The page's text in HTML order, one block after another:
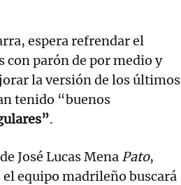
espera refrendar el
con parón de por medio y
la versión de los últimos
tenido “buenos
.
José Lucas Mena Pato,
equipo madrileño buscará